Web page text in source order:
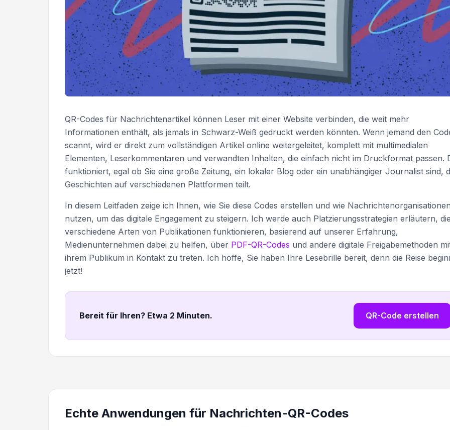
QR-Codes für Nachrichtenartikel können Leser mit einer Website verbinden, die weit mehr
Informationen enthält, als jemals in Schwarz-Weiß gedruckt werden könnten. Wenn jemand den
scannt, wird er direkt zum vollständigen Artikel online weitergeleitet, komplett mit multimedialen
Elementen, Leserkommentaren und verwandten Inhalten, die einfach nicht im Druckformat passen.
funktioniert, egal ob Sie eine große Zeitung, ein lokaler Blog oder ein unabhängiger Journalist sind,
Geschichten auf verschiedenen Plattformen teilt.
In diesem Leitfaden zeige ich Ihnen, wie Sie diese Codes erstellen und wie
nutzen, um das digitale Engagement zu steigern. Ich werde auch Platzierungsstrategien erläutern,
verschiedene Arten von Publikationen funktionieren, basierend auf unserer Erfahrung,
Medienunternehmen dabei zu helfen, über PDF-QR-Codes und andere digitale Freigabemethoden
ihrem Publikum in Kontakt zu treten. Ich hoffe, Sie haben Ihre Lesebrille bereit, denn die Reise
jetzt!
Bereit für Ihren? Etwa 2 Minuten. QR-Code erstellen
Echte Anwendungen für Nachrichten-QR-Codes